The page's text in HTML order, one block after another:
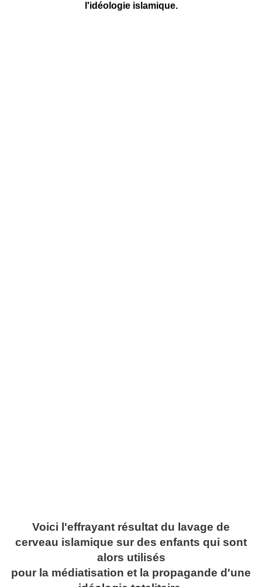
l'idéologie islamique.
Voici l'effrayant résultat du lavage de
cerveau islamique sur des enfants qui sont
alors utilisés
pour la médiatisation et la propagande d'une